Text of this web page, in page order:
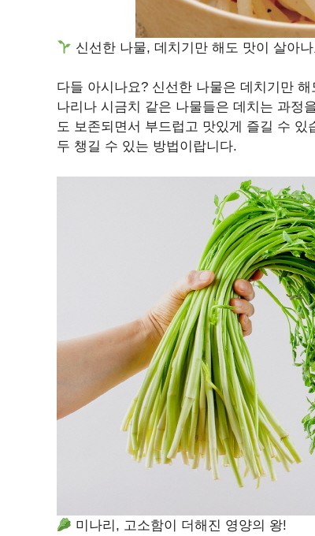
신선한 나물, 데치기만 해도 맛이 살아
다들 아시나요? 신선한 나물은 데치기만
나리나 시금치 같은 나물들은 데치는 과정
도 보존되면서 부드럽고 맛있게 즐길 수
두 챙길 수 있는 방법이랍니다.
미나리, 고소함이 더해진 영양의 왕!